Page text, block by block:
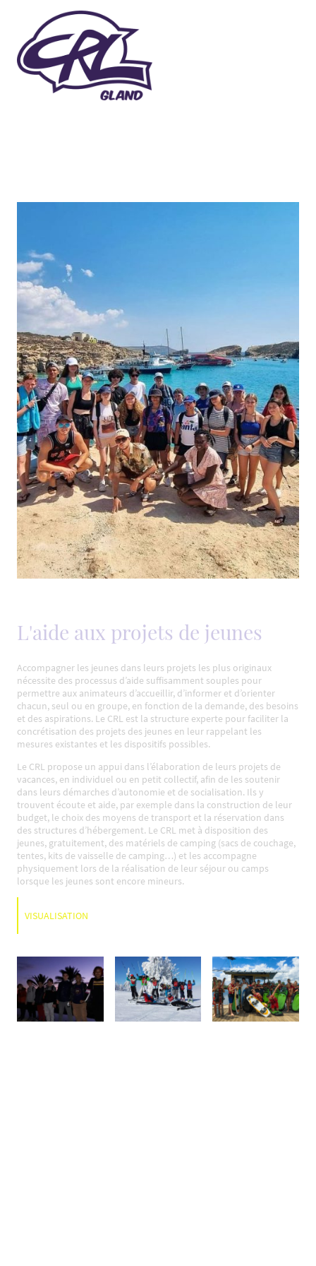
L'aide aux projets de jeunes
Accompagner les jeunes dans leurs projets les plus originaux
nécessite des processus d’aide suffisamment souples pour
permettre aux animateurs d’accueillir, d’informer et d’orienter
chacun, seul ou en groupe, en fonction de la demande, des besoins
et des aspirations. Le CRL est la structure experte pour faciliter la
concrétisation des projets des jeunes en leur rappelant les
mesures existantes et les dispositifs possibles.
Le CRL propose un appui dans l’élaboration de leurs projets de
vacances, en individuel ou en petit collectif, afin de les soutenir
dans leurs démarches d’autonomie et de socialisation. Ils y
trouvent écoute et aide, par exemple dans la construction de leur
budget, le choix des moyens de transport et la réservation dans
des structures d’hébergement. Le CRL met à disposition des
jeunes, gratuitement, des matériels de camping (sacs de couchage,
tentes, kits de vaisselle de camping…) et les accompagne
physiquement lors de la réalisation de leur séjour ou camps
lorsque les jeunes sont encore mineurs.
VISUALISATION